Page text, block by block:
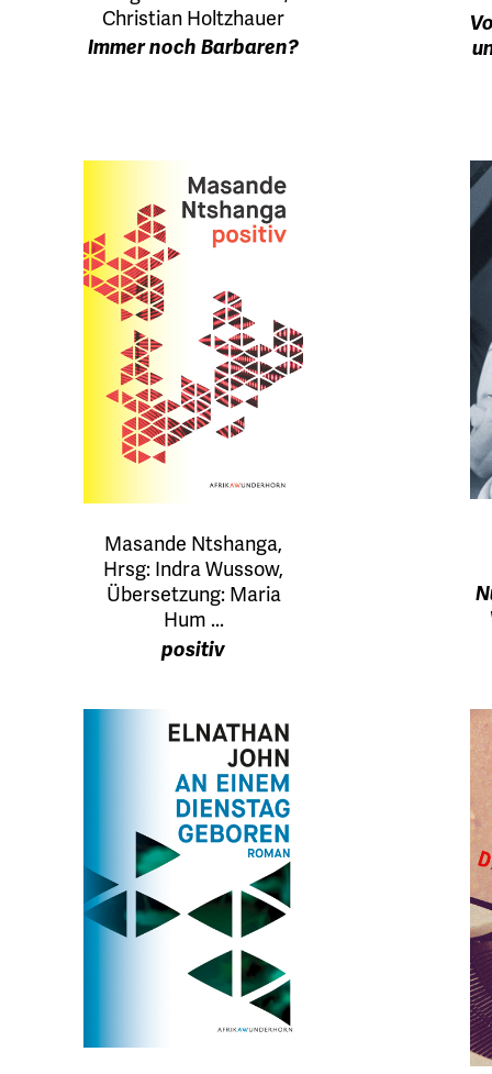
Christian Holtzhauer
Immer noch Barbaren?
Masande Ntshanga,
Hrsg: Indra Wussow,
Übersetzung: Maria
Hum ...
positiv